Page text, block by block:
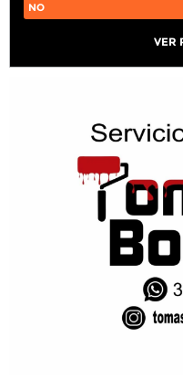
NO
VER